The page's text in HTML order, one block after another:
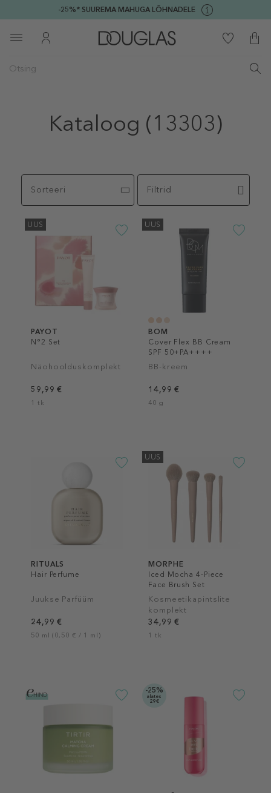
-25%* SUUREMA MAHUGA LÕHNADELE
Kataloog (13303)
Sorteeri Filtrid
UUS
PAYOT
N°2 Set
Näohoolduskomplekt
59,99 €
1 tk
UUS
BOM
Cover Flex BB Cream
SPF 50+PA++++
BB-kreem
14,99 €
40 g
RITUALS
Hair Perfume
Juukse Parfüüm
24,99 €
50 ml (0,50 € / 1 ml)
UUS
MORPHE
Iced Mocha 4-Piece
Face Brush Set
Kosmeetikapintslite
komplekt
34,99 €
1 tk
-25%
alates
29€